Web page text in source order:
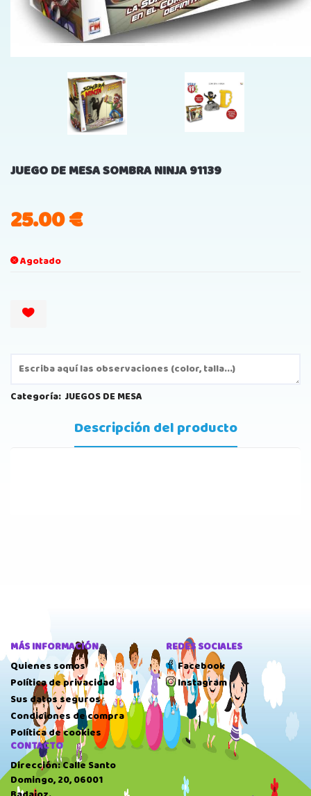
JUEGO DE MESA SOMBRA NINJA 91139
25.00€
Agotado
Categoría: JUEGOS DE MESA
Descripción del producto
MÁS INFORMACIÓN
Quienes somos
Política de privacidad
Sus datos seguros
Condiciones de compra
Política de cookies
REDES SOCIALES
Facebook
Instagram
CONTACTO
Dirección: Calle Santo
Domingo, 20, 06001